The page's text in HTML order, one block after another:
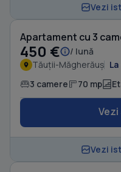
Vezi
Apartament cu 3
450 € / lună
Tăuții-Măgherăuș
3 camere 70 mp
Vezi